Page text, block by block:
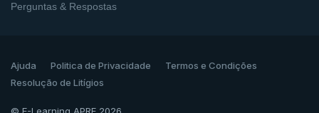
Perguntas & Respostas
Ajuda Politica de Privacidade
Termos e Condições
Resolução de Litígios